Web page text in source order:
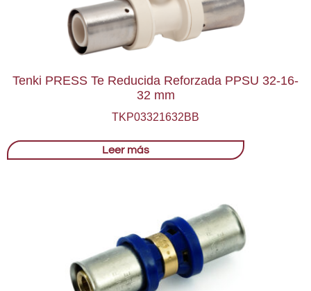
Tenki PRESS Te Reducida Reforzada PPSU 32-16-
32 mm
TKP03321632BB
Leer más